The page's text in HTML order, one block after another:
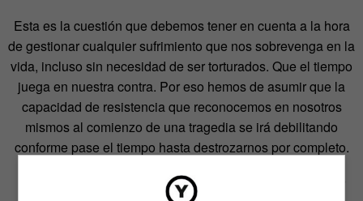
Esta es la cuestión que debemos tener en cuenta a la hora
de gestionar cualquier sufrimiento que nos sobrevenga en la
vida, incluso sin necesidad de ser torturados. Que el tiempo
juega en nuestra contra. Por eso hemos de asumir que la
capacidad de resistencia que reconocemos en nosotros
mismos al comienzo de una tragedia se irá debilitando
conforme pase el tiempo hasta destrozarnos por completo.
El tiempo es devastador y nadie puede soportar su poder